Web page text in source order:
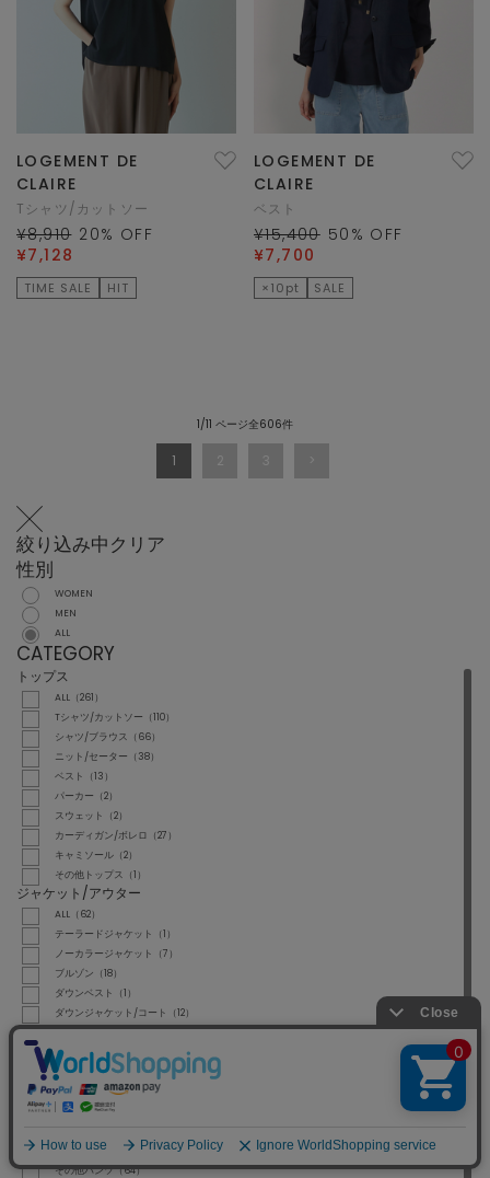
LOGEMENT DE
CLAIRE
Tシャツ/カットソー
¥8,910 20% OFF
¥7,128
TIME SALE HIT
LOGEMENT DE
CLAIRE
ベスト
¥15,400 50 % OFF
¥7,700
×10pt SALE
1/11 ページ全606件
1 2 3
絞り込み中クリア
性別
WOMEN
MEN
ALL
CATEGORY
トップス
ALL（261）
Tシャツ/カットソー（110）
シャツ/ブラウス（66）
ニット/セーター（38）
ベスト（13）
パーカー（2）
スウェット（2）
カーディガン/ボレロ（27）
キャミソール（2）
その他トップス（1）
ジャケット/アウター
ALL（62）
テーラードジャケット（1）
ノーカラージャケット（7）
ブルゾン（18）
ダウンベスト（1）
ダウンジャケット/コート（12）
ステンカラーコート（3）
トレンチコート（3）
その他アウター（17）
パンツ
ALL（75）
カーゴパンツ（1）
その他パンツ（64）